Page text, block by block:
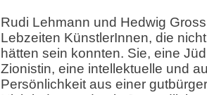
Rudi Lehmann und Hedwig
Lebzeiten KünstlerInnen, die
hätten sein konnten. Sie, eine
Zionistin, eine intellektuelle und
Persönlichkeit aus einer